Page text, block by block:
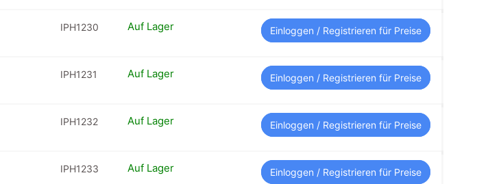
IPH1230 Auf Lager Einloggen / Registrieren für Preise
IPH1231 Auf Lager Einloggen / Registrieren für Preise
IPH1232 Auf Lager Einloggen / Registrieren für Preise
IPH1233 Auf Lager Einloggen / Registrieren für Preise